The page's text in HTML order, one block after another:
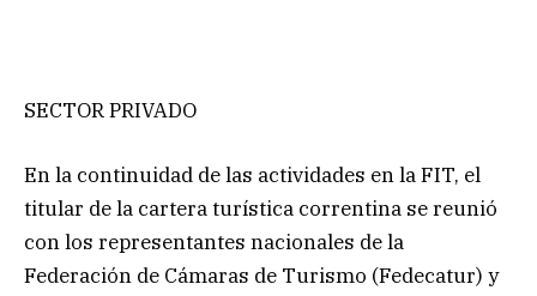
SECTOR PRIVADO
En la continuidad de las actividades en la FIT, el
titular de la cartera turística correntina se reunió
con los representantes nacionales de la
Federación de Cámaras de Turismo (Fedecatur) y